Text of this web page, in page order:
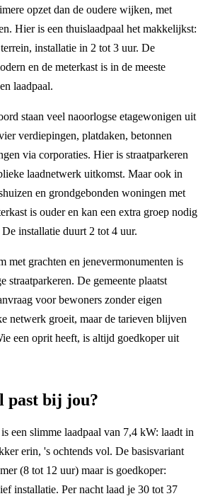
opzet dan de oudere wijken, met
Hier is een thuislaadpaal het makkelijkst:
installatie in 2 tot 3 uur. De
en de meterkast is in de meeste
laadpaal.
staan veel naoorlogse etagewonigen uit
verdiepingen, platdaken, betonnen
via corporaties. Hier is straatparkeren
laadnetwerk uitkomst. Maar ook in
en grondgebonden woningen met
is ouder en kan een extra groep nodig
installatie duurt 2 tot 4 uur.
met grachten en jenevermonumenten is
straatparkeren. De gemeente plaatst
voor bewoners zonder eigen
netwerk groeit, maar de tarieven blijven
een oprit heeft, is altijd goedkoper uit
past bij jou?
een slimme laadpaal van 7,4 kW: laadt in
erin, 's ochtends vol. De basisvariant
(8 tot 12 uur) maar is goedkoper:
installatie. Per nacht laad je 30 tot 37